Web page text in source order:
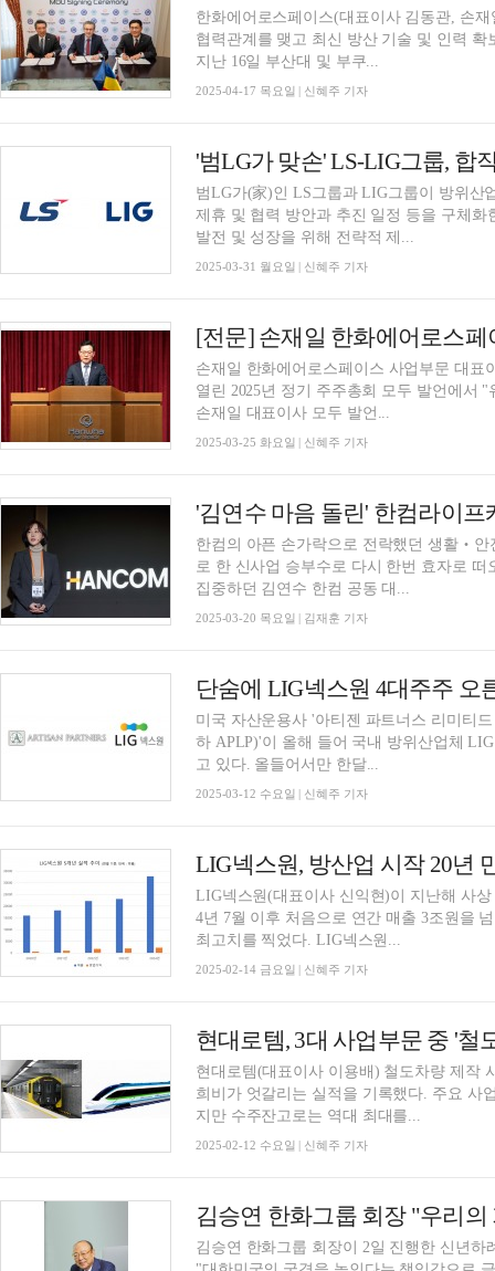
한화에어로스페이스(대표이사 김동관, 손
협력관계를 맺고 최신 방산 기술 및 인력
지난 16일 부산대 및 부쿠...
2025-04-17 목요일 | 신혜주 기자
'범LG가 맞손' LS-LIG그룹, 합
범LG가(家)인 LS그룹과 LIG그룹이 방위산
제휴 및 협력 방안과 추진 일정 등을 구체
발전 및 성장을 위해 전략적 제...
2025-03-31 월요일 | 신혜주 기자
손재일 한화에어로스페이스 사업부문 대표
열린 2025년 정기 주주총회 모두 발언에서
손재일 대표이사 모두 발언...
2025-03-25 화요일 | 신혜주 기자
'김연수 마음 돌린' 한컴라이
한컴의 아픈 손가락으로 전락했던 생활‧
로 한 신사업 승부수로 다시 한번 효자로
집중하던 김연수 한컴 공동 대...
2025-03-20 목요일 | 김재훈 기자
단숨에 LIG넥스원 4대주주 오
미국 자산운용사 '아티젠 파트너스 리미티드
하 APLP)'이 올해 들어 국내 방위산업체
고 있다. 올들어서만 한달...
2025-03-12 수요일 | 신혜주 기자
LIG넥스원, 방산업 시작 20년
LIG넥스원(대표이사 신익현)이 지난해 사
4년 7월 이후 처음으로 연간 매출 3조원을
최고치를 찍었다. LIG넥스원...
2025-02-14 금요일 | 신혜주 기자
현대로템(대표이사 이용배) 철도차량 제작
희비가 엇갈리는 실적을 기록했다. 주요 사
지만 수주잔고로는 역대 최대를...
2025-02-12 수요일 | 신혜주 기자
김승연 한화그룹 회장이 2일 진행한 신년하